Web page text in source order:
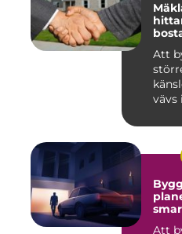
Att
vävs
Att